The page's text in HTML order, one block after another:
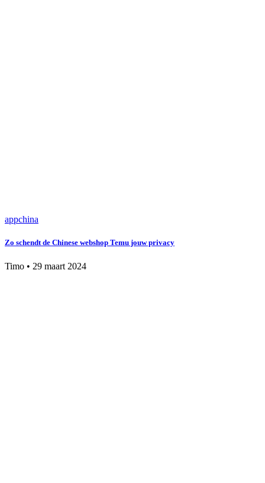
appchina
Zo schendt de Chinese webshop Temu jouw privacy
Timo • 29 maart 2024